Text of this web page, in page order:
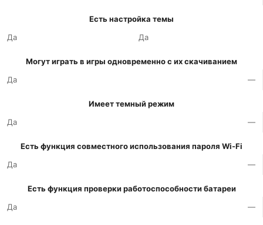
Есть настройка темы
Да
Да
Могут играть в игры одновременно с их скачиванием
Да
—
Имеет темный режим
Да
—
Есть функция совместного использования пароля Wi-Fi
Да
—
Есть функция проверки работоспособности батареи
Да
—